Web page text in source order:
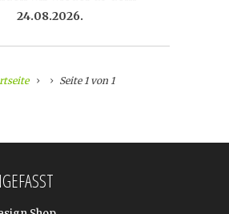
24.08.2026.
Seite 1 von 1